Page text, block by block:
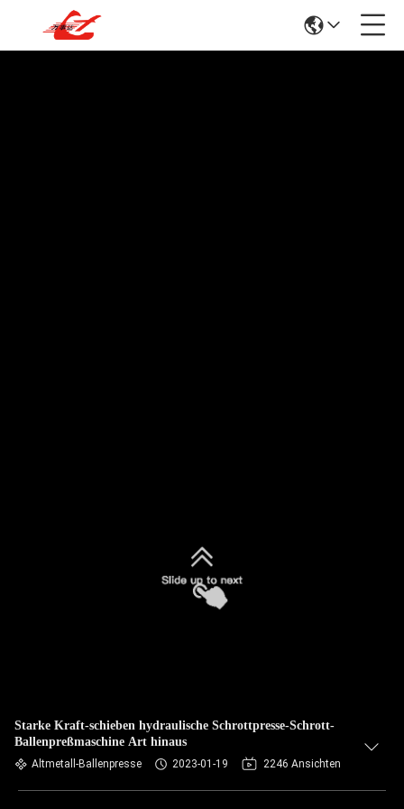
Starke Kraft-schieben hydraulische Schrottpresse-Schrott-
Ballenpreßmaschine Art hinaus
Altmetall-Ballenpresse 2023-01-19 2246 Ansichten